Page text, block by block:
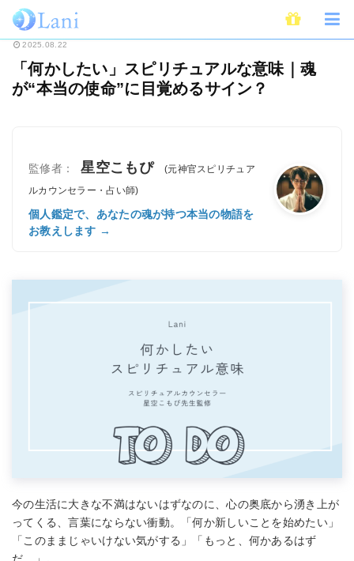
ホーム 未分類 「何かしたい」スピリチュアルな意味｜魂が“本当の使命”
2025.08.22
「何かしたい」スピリチュアルな意味｜魂
が“本当の使命”に目覚めるサイン？
監修者： 星空こもぴ
(元神官スピリチュア
ルカウンセラー・占い師)
個人鑑定で、あなたの魂が持つ本当の物語を
お教えします →
今の生活に大きな不満はないはずなのに、心の奥底から湧き上が
ってくる、言葉にならない衝動。「何か新しいことを始めたい」
「このままじゃいけない気がする」「もっと、何かあるはず